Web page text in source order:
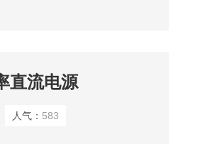
直流电源
人气： 583